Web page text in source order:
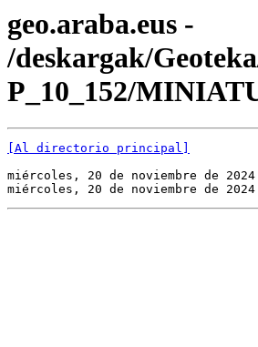
geo.araba.eus -
/deskargak/
P_10_152/
[Al directorio principal]
miércoles, 20 de noviembre de
miércoles, 20 de noviembre de